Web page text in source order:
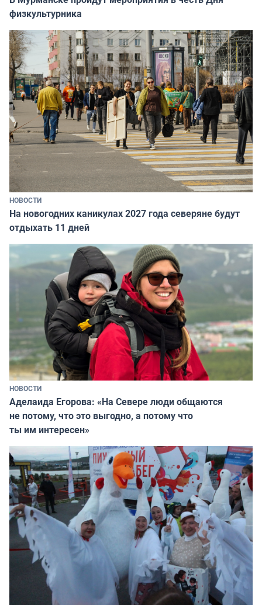
физкультурника
НОВОСТИ
На новогодних каникулах 2027 года северяне будут
отдыхать 11 дней
НОВОСТИ
Аделаида Егорова: «На Севере люди общаются
не потому, что это выгодно, а потому что
ты им интересен»